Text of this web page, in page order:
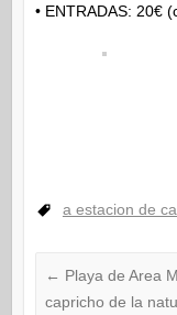
• ENTRADAS: 20€
a estacion de
← Playa de Area
capricho de la